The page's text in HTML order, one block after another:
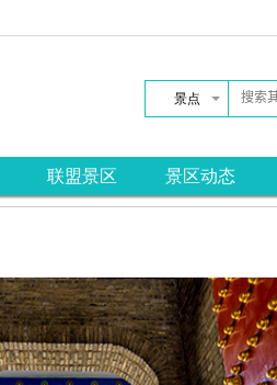
景点
联盟景区 景区动态